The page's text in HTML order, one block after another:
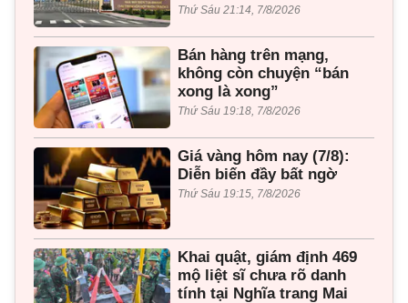
Thứ Sáu 21:14, 7/8/2026
Bán hàng trên mạng,
không còn chuyện “bán
xong là xong”
Thứ Sáu 19:18, 7/8/2026
Giá vàng hôm nay (7/8):
Diễn biến đầy bất ngờ
Thứ Sáu 19:15, 7/8/2026
Khai quật, giám định 469
mộ liệt sĩ chưa rõ danh
tính tại Nghĩa trang Mai